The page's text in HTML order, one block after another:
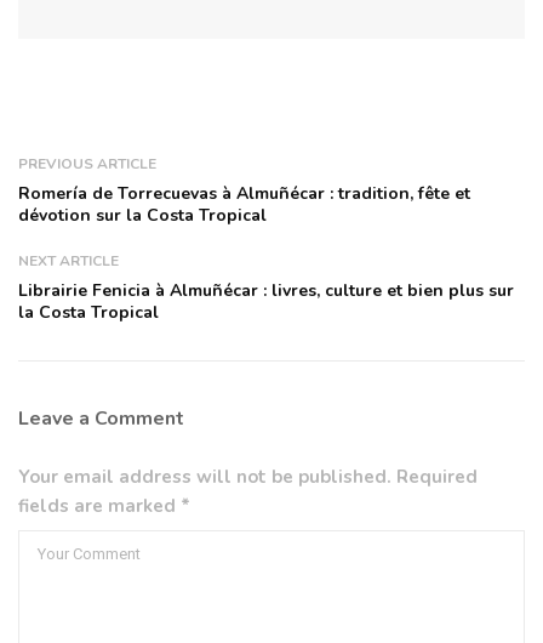
PREVIOUS ARTICLE
Romería de Torrecuevas à Almuñécar : tradition, fête et
dévotion sur la Costa Tropical
NEXT ARTICLE
Librairie Fenicia à Almuñécar : livres, culture et bien plus sur
la Costa Tropical
Leave a Comment
Your email address will not be published. Required
fields are marked *